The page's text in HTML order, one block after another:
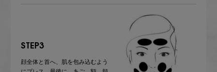
STEP3
顔全体と首へ、肌を包み込むよう